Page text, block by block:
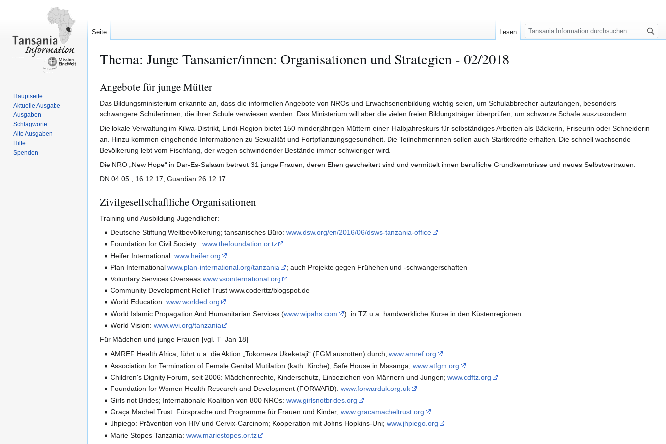
Thema: Junge Tansanier/innen: Organisationen und Strategien - 02/2018
Zur
Navigation
springen
Zur
Suche
springen
Angebote für junge Mütter
Das Bildungsministerium erkannte an, dass die informellen Angebote von NROs und Erwachsenenbildung wichtig seien, um Schulabbrecher aufzufangen, besonders
schwangere Schülerinnen, die ihrer Schule verwiesen werden. Das Ministerium will aber die vielen freien Bildungsträger überprüfen, um schwarze Schafe auszusondern.
Die lokale Verwaltung im Kilwa-Distrikt, Lindi-Region bietet 150 minderjährigen Müttern einen Halbjahreskurs für selbständiges Arbeiten als Bäckerin, Friseurin oder Schneiderin
an. Hinzu kommen eingehende Informationen zu Sexualität und Fortpflanzungsgesundheit. Die Teilnehmerinnen sollen auch Startkredite erhalten. Die schnell wachsende
Bevölkerung lebt vom Fischfang, der wegen schwindender Bestände immer schwieriger wird.
Die NRO „New Hope“ in Dar-Es-Salaam betreut 31 junge Frauen, deren Ehen gescheitert sind und vermittelt ihnen berufliche Grundkenntnisse und neues Selbstvertrauen.
DN 04.05.; 16.12.17; Guardian 26.12.17
Zivilgesellschaftliche Organisationen
Training und Ausbildung Jugendlicher:
Deutsche Stiftung Weltbevölkerung; tansanisches Büro:www.dsw.org/en/2016/06/dsws-tanzania-office
Foundation for Civil Society :www.thefoundation.or.tz
Heifer International:www.heifer.org
Plan Internationalwww.plan-international.org/tanzania
; auch Projekte gegen Frühehen und -schwangerschaften
Voluntary Services Overseaswww.vsointernational.org
Community Development Relief Trust www.coderttz/blogspot.de
World Education:www.worlded.org
World Islamic Propagation And Humanitarian Services (www.wipahs.com
): in TZ u.a. handwerkliche Kurse in den Küstenregionen
World Vision:www.wvi.org/tanzania
Für Mädchen und junge Frauen [vgl. TI Jan 18]
AMREF Health Africa, führt u.a. die Aktion „Tokomeza Ukeketaji“ (FGM ausrotten) durch;www.amref.org
Association for Termination of Female Genital Mutilation (kath. Kirche), Safe House in Masanga;www.atfgm.org
Children's Dignity Forum, seit 2006: Mädchenrechte, Kinderschutz, Einbeziehen von Männern und Jungen;www.cdftz.org
Foundation for Women Health Research and Development (FORWARD):www.forwarduk.org.uk
Girls not Brides; Internationale Koalition von 800 NROs:www.girlsnotbrides.org
Graça Machel Trust: Fürsprache und Programme für Frauen und Kinder;www.gracamacheltrust.org
Jhpiego: Prävention von HIV und Cervix-Carcinom; Kooperation mit Johns Hopkins-Uni;www.jhpiego.org
Marie Stopes Tanzania:www.mariestopes.or.tz
Seite Lesen
S
u
e
Hauptseite
Aktuelle Ausgabe
Ausgaben
Schlagworte
Alte Ausgaben
Hilfe
Spenden